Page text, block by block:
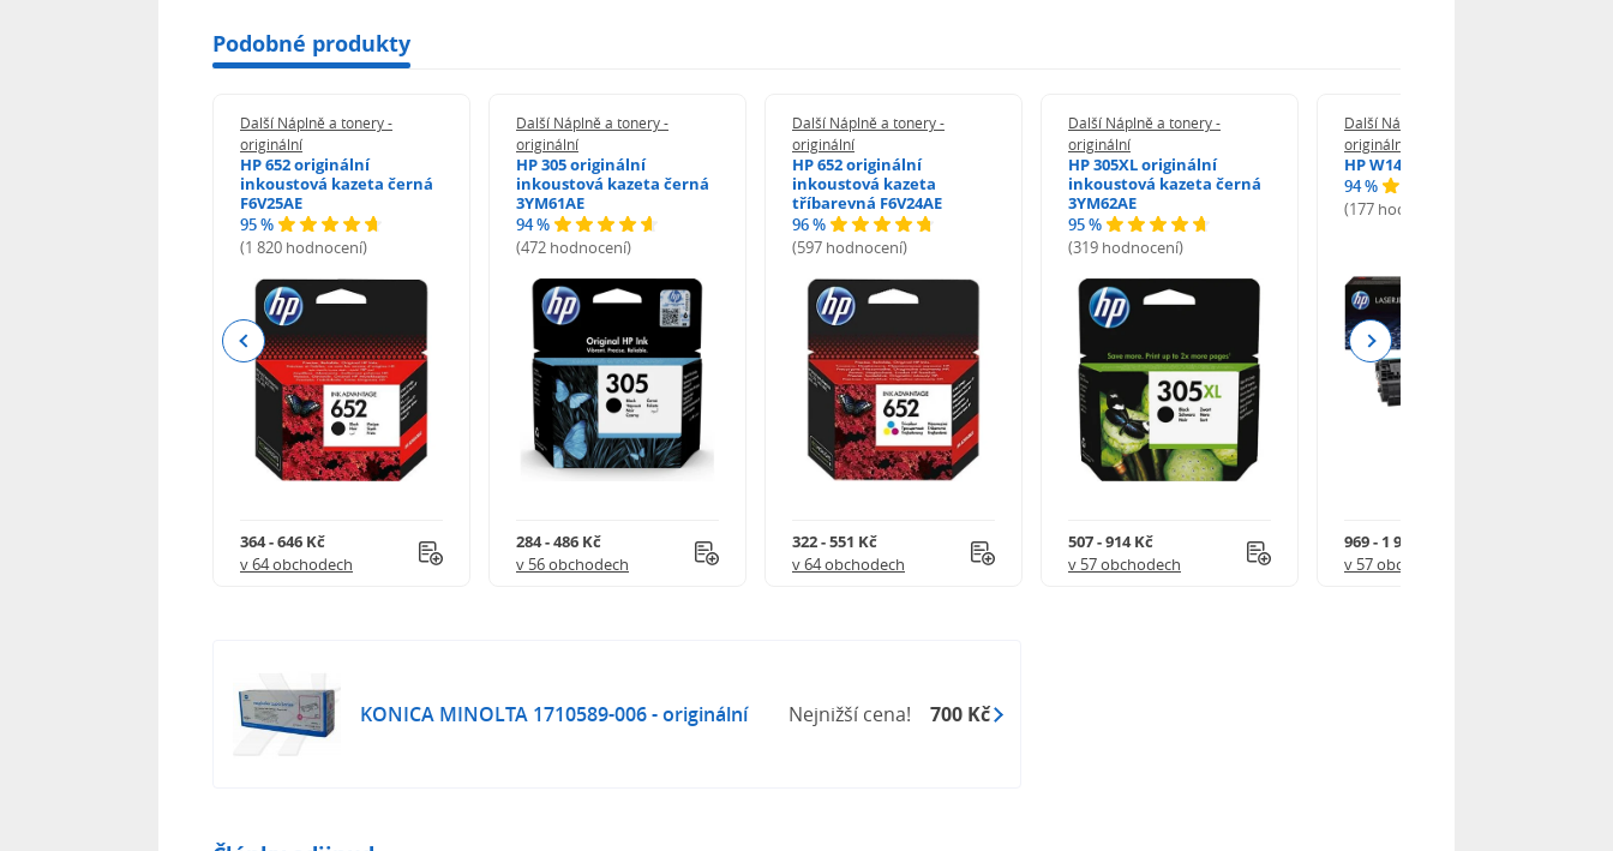
Podobné produkty
Další Náplně a tonery -
originální
HP 652 originální
inkoustová kazeta černá
F6V25AE
95 %
(1 820 hodnocení)
364 - 646 Kč
v 64 obchodech
Další Náplně a tonery -
originální
HP 305 originální
inkoustová kazeta černá
3YM61AE
94 %
(472 hodnocení)
284 - 486 Kč
v 56 obchodech
Další Náplně a tonery -
originální
HP 652 originální
inkoustová kazeta
tříbarevná F6V24AE
96 %
(597 hodnocení)
322 - 551 Kč
v 64 obchodech
Další Náplně a tonery -
originální
HP 305XL originální
inkoustová kazeta černá
3YM62AE
95 %
(319 hodnocení)
507 - 914 Kč
v 57 obchodech
Další Náplně a tonery -
originální
HP W1420A - originální
94 %
(177 hodnocení)
969 - 1 918 Kč
v 57 obchodech
Previous Next
KONICA MINOLTA 1710589-006 - originální Nejnižší cena! 700 Kč